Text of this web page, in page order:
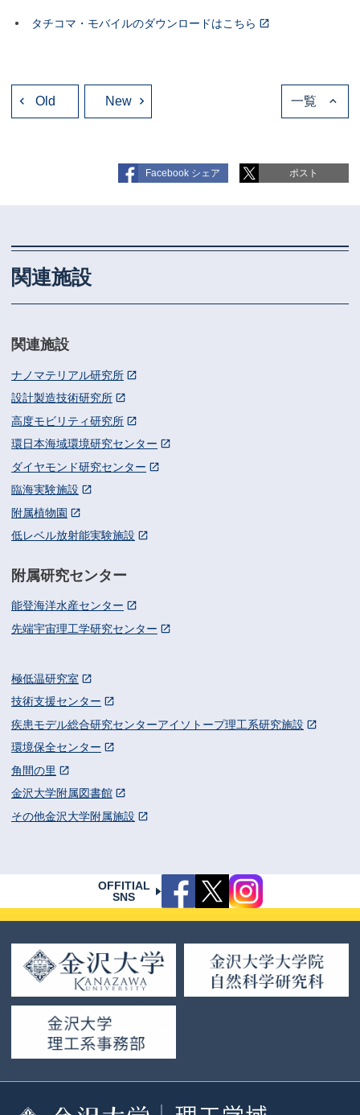
タチコマ・モバイルのダウンロードはこちら
投
Old New 一覧
Facebook シェア ポスト
関連施設
関連施設
ナノマテリアル研究所
設計製造技術研究所
高度モビリティ研究所
環日本海域環境研究センター
ダイヤモンド研究センター
臨海実験施設
附属植物園
低レベル放射能実験施設
附属研究センター
能登海洋水産センター
先端宇宙理工学研究センター
極低温研究室
技術支援センター
疾患モデル総合研究センターアイソトープ理工系研究施設
環境保全センター
角間の里
金沢大学附属図書館
その他金沢大学附属施設
OFFITIAL
SNS